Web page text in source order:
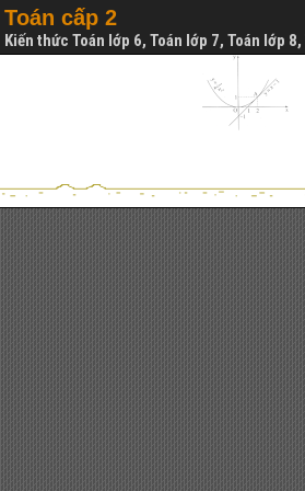
Toán cấp 2
Kiến thức Toán lớp 6, Toán lớp 7, Toán lớp 8,